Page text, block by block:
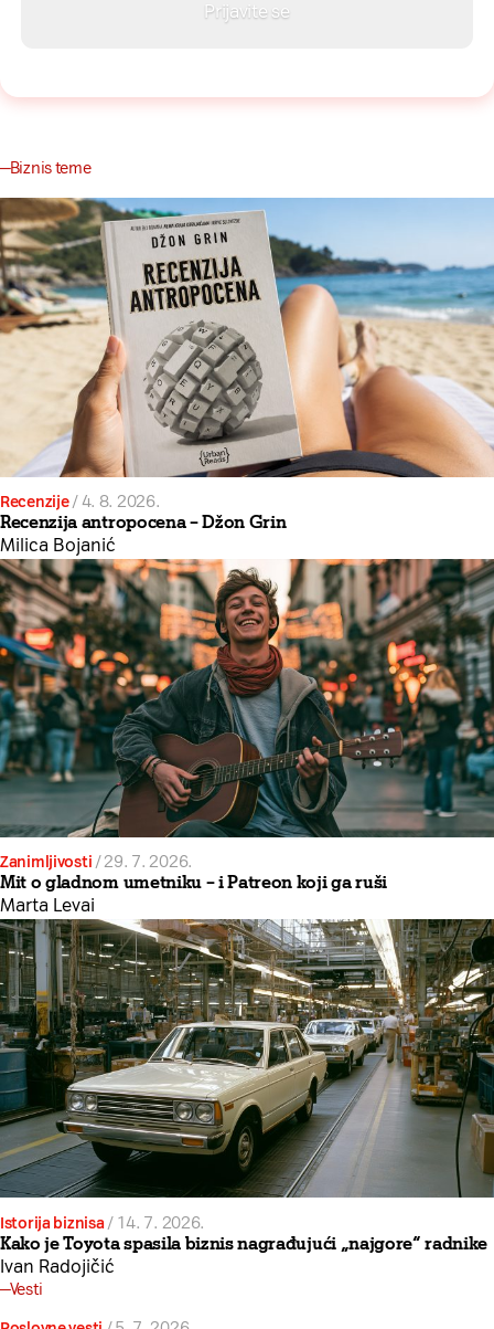
Biznis teme
Recenzije/4. 8. 2026.
Recenzija antropocena – Džon Grin
Milica Bojanić
Zanimljivosti /29. 7. 2026.
Mit o gladnom umetniku – i Patreon koji ga ruši
Marta Levai
Istorija biznisa / 14. 7. 2026.
Kako je Toyota spasila biznis nagrađujući „najgore“ radnike
Ivan Radojičić
Vesti